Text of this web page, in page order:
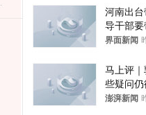
河南出
导干部要
员应休
界面新闻
马上评
些疑问仍
澎湃新闻